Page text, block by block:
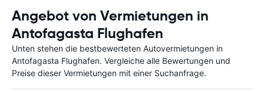
Angebot von Vermietungen in
Antofagasta Flughafen
Unten stehen die bestbewerteten Autovermietungen in
Antofagasta Flughafen. Vergleiche alle Bewertungen und
Preise dieser Vermietungen mit einer Suchanfrage.